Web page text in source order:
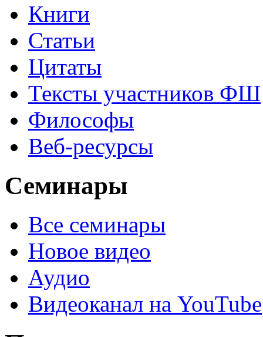
Книги
Статьи
Цитаты
Тексты участников ФШ
Философы
Веб-ресурсы
Семинары
Все семинары
Новое видео
Аудио
Видеоканал на YouTube